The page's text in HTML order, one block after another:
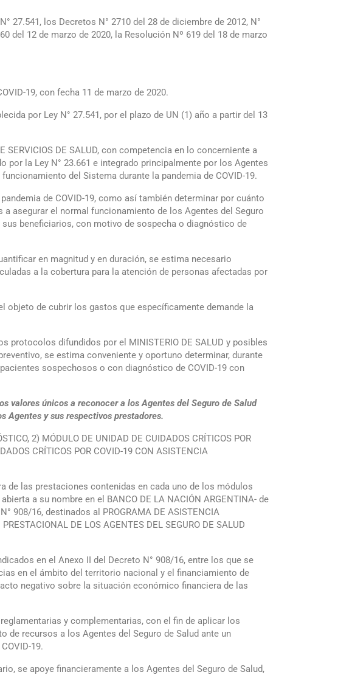
27.541, los Decretos N° 2710 del 28 de diciembre de 2012, N°
del 12 de marzo de 2020, la Resolución Nº 619 del 18 de marzo
19, con fecha 11 de marzo de 2020.
por Ley N° 27.541, por el plazo de UN (1) año a partir del 13
DE SALUD, con competencia en lo concerniente a
por la Ley N° 23.661 e integrado principalmente por los Agentes
del Sistema durante la pandemia de COVID-19.
de COVID-19, como así también determinar por cuánto
asegurar el normal funcionamiento de los Agentes del Seguro
beneficiarios, con motivo de sospecha o diagnóstico de
en magnitud y en duración, se estima necesario
a la cobertura para la atención de personas afectadas por
objeto de cubrir los gastos que específicamente demande la
difundidos por el MINISTERIO DE SALUD y posibles
se estima conveniente y oportuno determinar, durante
sospechosos o con diagnóstico de COVID-19 con
valores únicos a reconocer a los Agentes del Seguro de Salud
Agentes y sus respectivos prestadores.
2) MÓDULO DE UNIDAD DE CUIDADOS CRÍTICOS POR
CRÍTICOS POR COVID-19 CON ASISTENCIA
de las prestaciones contenidas en cada uno de los módulos
a su nombre en el BANCO DE LA NACIÓN ARGENTINA- de
908/16, destinados al PROGRAMA DE ASISTENCIA
DE LOS AGENTES DEL SEGURO DE SALUD
en el Anexo II del Decreto N° 908/16, entre los que se
en el ámbito del territorio nacional y el financiamiento de
negativo sobre la situación económico financiera de las
y complementarias, con el fin de aplicar los
recursos a los Agentes del Seguro de Salud ante un
19.
se apoye financieramente a los Agentes del Seguro de Salud,